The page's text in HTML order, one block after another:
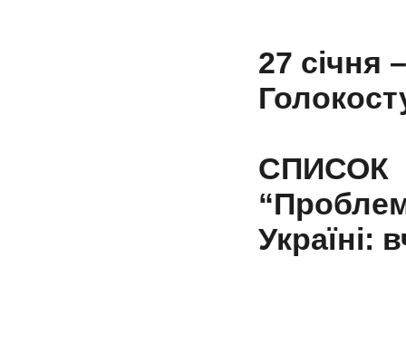
27 січня
СПИСОК
Україні: